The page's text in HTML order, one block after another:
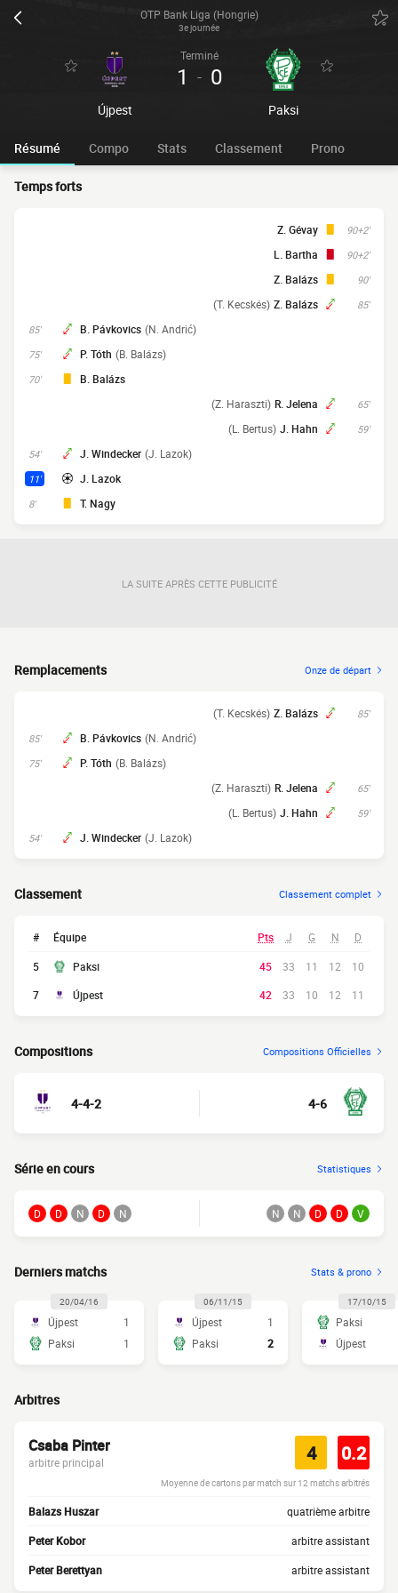
OTP Bank Liga (Hongrie)
3e journée
Újpest
Terminé
1 - 0
Paksi
Résumé Compo Stats Classement Prono
Temps forts
90+2'
Z. Gévay
90+2'
L. Bartha
90'
Z. Balázs
85'
Z. Balázs
(T. Kecskés)
85' B. Pávkovics (N. Andrić)
75' P. Tóth (B. Balázs)
70' B. Balázs
65'
R. Jelena
(Z. Haraszti)
59'
J. Hahn
(L. Bertus)
54' J. Windecker (J. Lazok)
11' J. Lazok
8' T. Nagy
LA SUITE APRÈS CETTE PUBLICITÉ
Remplacements Onze de départ
85'
Z. Balázs
(T. Kecskés)
85' B. Pávkovics (N. Andrić)
75' P. Tóth (B. Balázs)
65'
R. Jelena
(Z. Haraszti)
59'
J. Hahn
(L. Bertus)
54' J. Windecker (J. Lazok)
Classement Classement complet
# Équipe Pts J G N D
5 Paksi 45 33 11 12
10
7
Újpest 42 33 10 12 11
Compositions Compositions Officielles
4-4-2 4-6
Série en cours Statistiques
D D N D N N N D D V
Derniers matchs Stats & prono
20/04/16
Újpest
1
Paksi
1
06/11/15
Újpest
1
Paksi
2
17/10/15
Paksi
Újpest
Arbitres
Csaba Pinter
arbitre principal 4 0.2
Moyenne de cartons par match sur 12 matchs arbitrés
Balazs Huszar quatrième arbitre
Peter Kobor arbitre assistant
Peter Berettyan arbitre assistant